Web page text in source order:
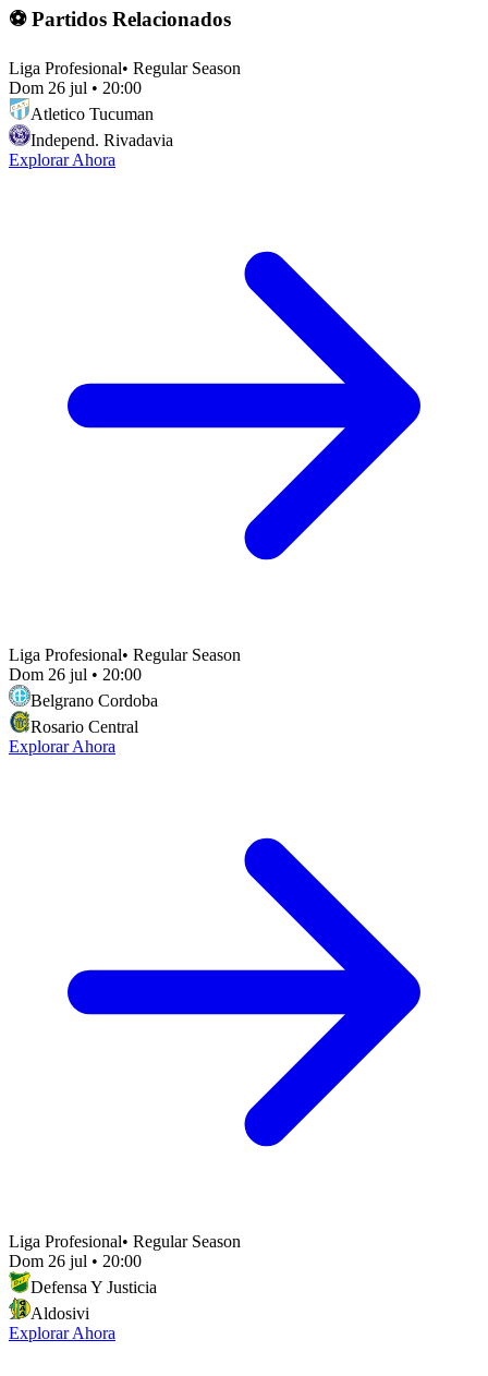
⚽ Partidos Relacionados
Liga Profesional• Regular Season
Dom 26 jul • 20:00
Atletico Tucuman
Independ. Rivadavia
Explorar Ahora
Liga Profesional• Regular Season
Dom 26 jul • 20:00
Belgrano Cordoba
Rosario Central
Explorar Ahora
Liga Profesional• Regular Season
Dom 26 jul • 20:00
Defensa Y Justicia
Aldosivi
Explorar Ahora